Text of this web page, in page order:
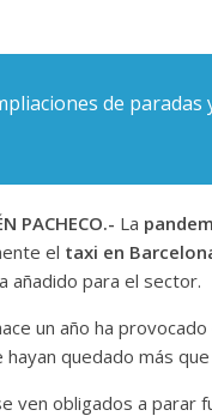
de
PACHECO.- La
el taxi en
añadido para el sector.
un año ha
quedado más
ven obligados a parar